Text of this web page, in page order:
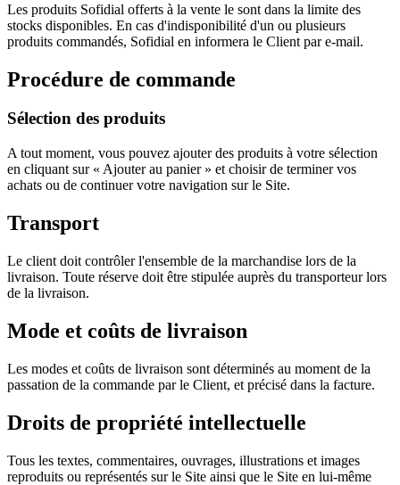
Les produits Sofidial offerts à la vente le sont dans la limite des
stocks disponibles. En cas d'indisponibilité d'un ou plusieurs
produits commandés, Sofidial en informera le Client par e-mail.
Procédure de commande
Sélection des produits
A tout moment, vous pouvez ajouter des produits à votre sélection
en cliquant sur « Ajouter au panier » et choisir de terminer vos
achats ou de continuer votre navigation sur le Site.
Transport
Le client doit contrôler l'ensemble de la marchandise lors de la
livraison. Toute réserve doit être stipulée auprès du transporteur lors
de la livraison.
Mode et coûts de livraison
Les modes et coûts de livraison sont déterminés au moment de la
passation de la commande par le Client, et précisé dans la facture.
Droits de propriété intellectuelle
Tous les textes, commentaires, ouvrages, illustrations et images
reproduits ou représentés sur le Site ainsi que le Site en lui-même